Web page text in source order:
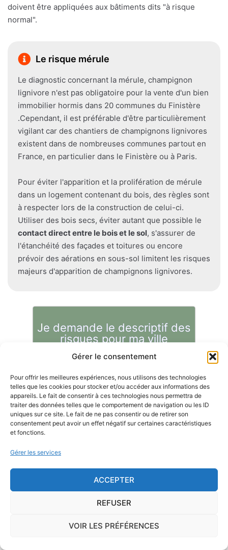
Gérer le consentement
Pour offrir les meilleures expériences, nous utilisons des technologies
telles que les cookies pour stocker et/ou accéder aux informations des
appareils. Le fait de consentir à ces technologies nous permettra de
traiter des données telles que le comportement de navigation ou les ID
uniques sur ce site. Le fait de ne pas consentir ou de retirer son
consentement peut avoir un effet négatif sur certaines caractéristiques
et fonctions.
Gérer les services
ACCEPTER
REFUSER
VOIR LES PRÉFÉRENCES
doivent être appliquées aux bâtiments dits "à risque
normal".
Le risque mérule
Le diagnostic concernant la mérule, champignon
lignivore n'est pas obligatoire pour la vente d'un bien
immobilier hormis dans 20 communes du Finistère
.Cependant, il est préférable d'être particulièrement
vigilant car des chantiers de champignons lignivores
existent dans de nombreuses communes partout en
France, en particulier dans le Finistère ou à Paris.
Pour éviter l'apparition et la prolifération de mérule
dans un logement contenant du bois, des règles sont
à respecter lors de la construction de celui-ci.
Utiliser des bois secs, éviter autant que possible le
contact direct entre le bois et le sol, s'assurer de
l'étanchéité des façades et toitures ou encore
prévoir des aérations en sous-sol limitent les risques
majeurs d'apparition de champignons lignivores.
Je demande le descriptif des
risques pour ma ville
Le risque Radon
La commune de Montjustin-et-Velotte se trouve
dans une zone de
Il existe également, dans certaines communes françaises,
concentration en radon qui peut être importante
radon est un gaz radioactif issu de la désintégration du
dans le sol et les roches. L'Institut de Radioprotection et de